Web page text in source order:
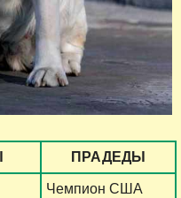
ПРАДЕДЫ
Чемпион США